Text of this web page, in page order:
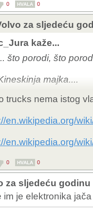
0 HVALA 0
za sljedeću
kaže...
što porodi, što
majka....
trucks nema istog
en.wikipedia.org/
en.wikipedia.org/
0 HVALA 0
za sljedeću
im je elektronika